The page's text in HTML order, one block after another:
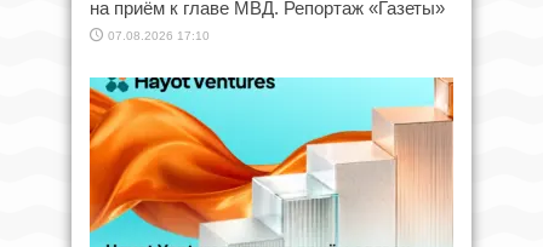
на приём к главе МВД. Репортаж «Газеты»
07.08.2026 17:10